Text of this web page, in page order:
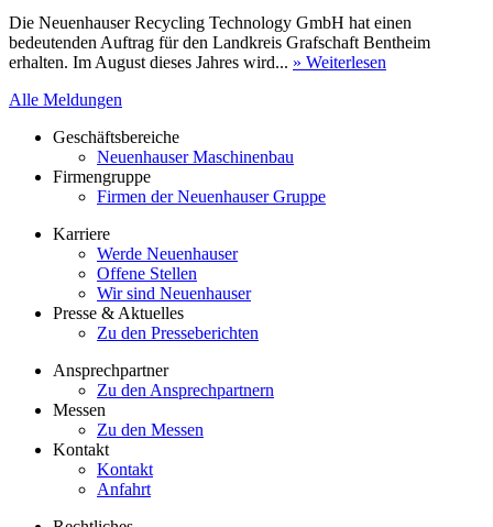
Die Neuenhauser Recycling Technology GmbH hat einen
bedeutenden Auftrag für den Landkreis Grafschaft Bentheim
erhalten. Im August dieses Jahres wird... » Weiterlesen
Alle Meldungen
Geschäftsbereiche
Neuenhauser Maschinenbau
Firmengruppe
Firmen der Neuenhauser Gruppe
Karriere
Werde Neuenhauser
Offene Stellen
Wir sind Neuenhauser
Presse & Aktuelles
Zu den Presseberichten
Ansprechpartner
Zu den Ansprechpartnern
Messen
Zu den Messen
Kontakt
Kontakt
Anfahrt